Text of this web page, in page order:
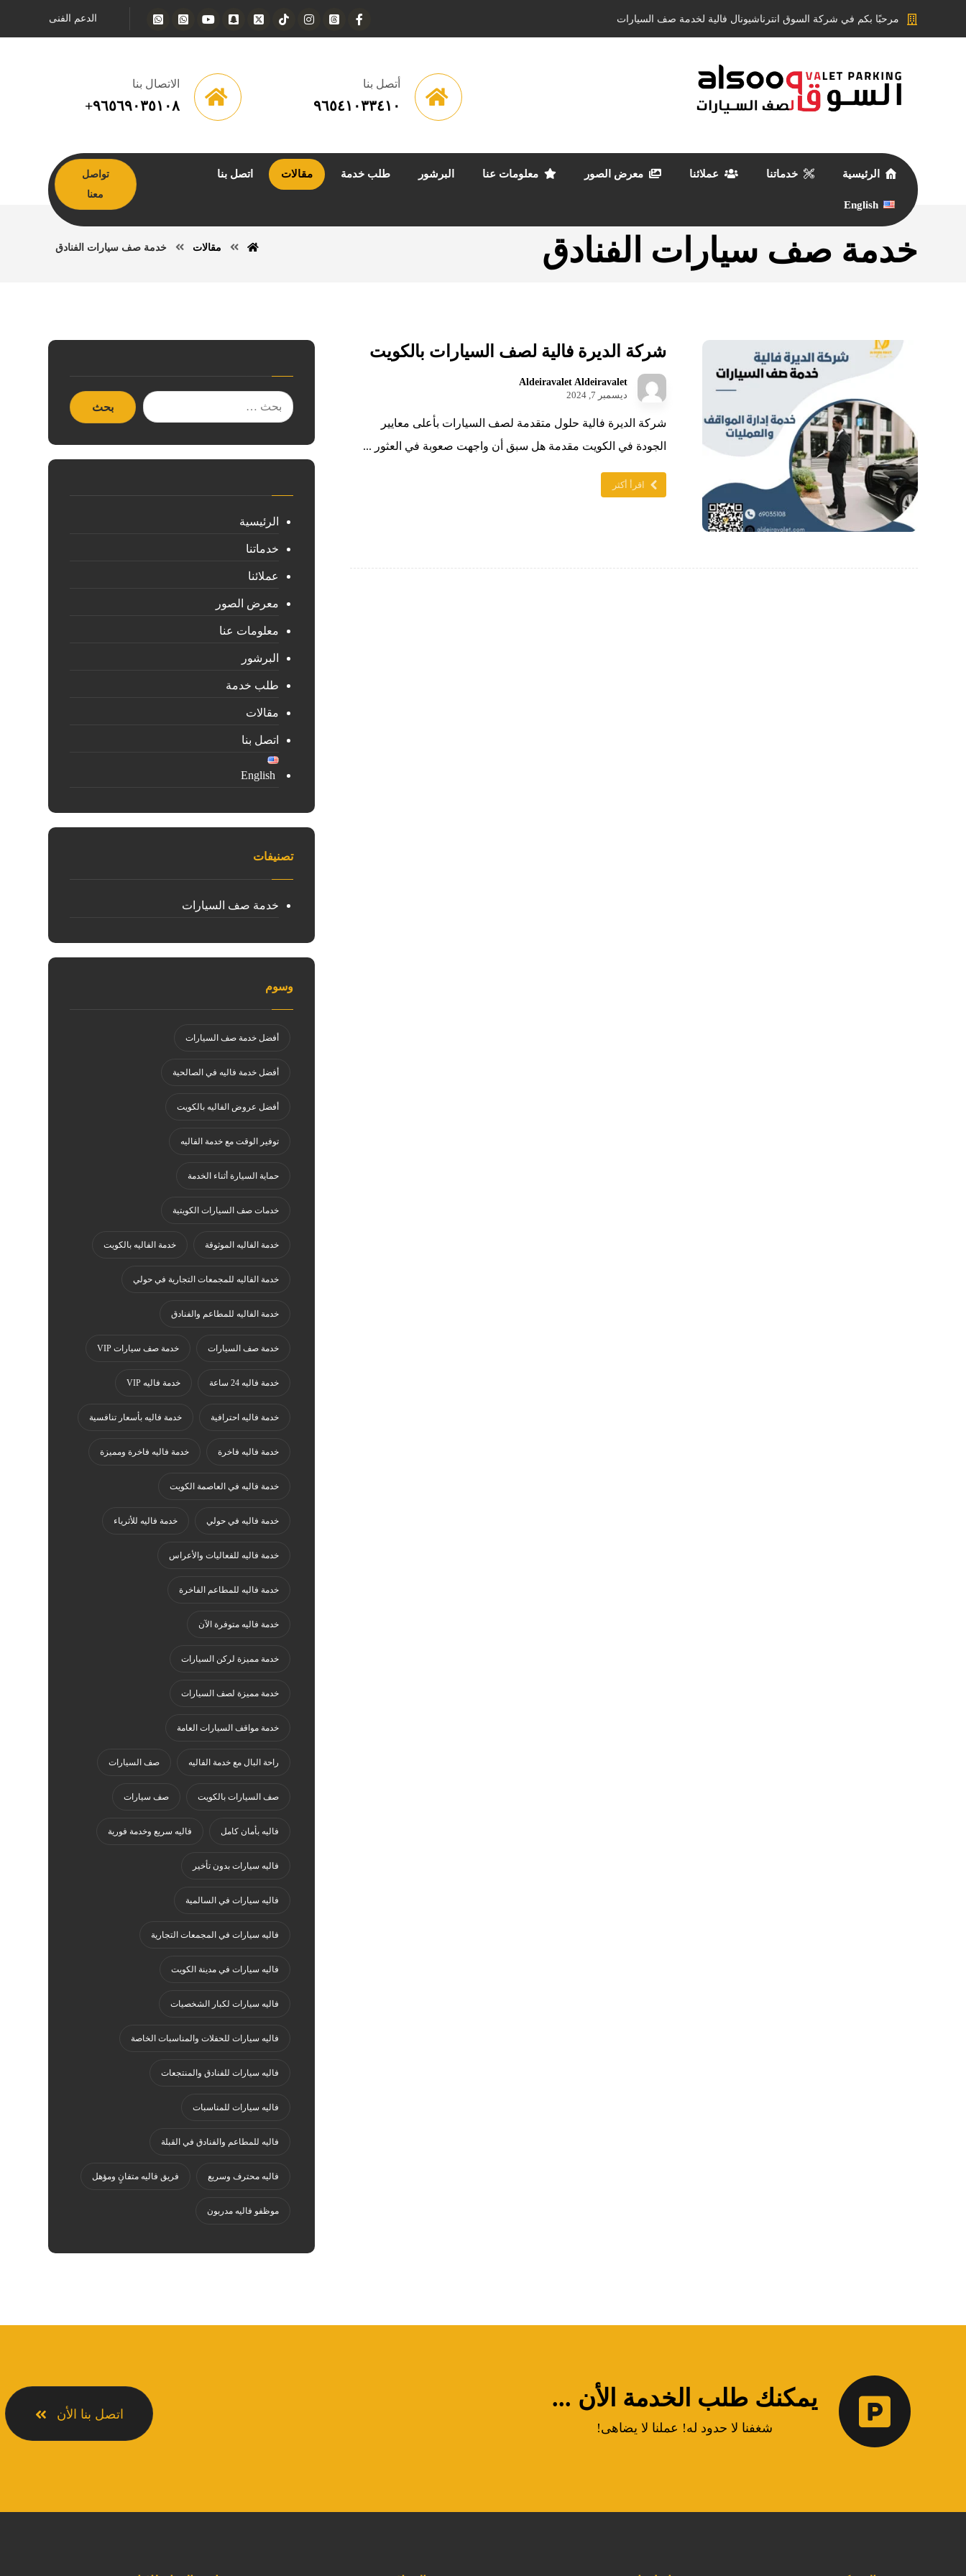
مرحبًا بكم في شركة السوق انترناشيونال فالية لخدمة صف السيارات الدعم الفنى
الاتصال بنا
٩٦٥٦٩٠٣٥١٠٨+
أتصل بنا
٩٦٥٤١٠٣٣٤١٠
الرئيسية خدماتنا عملائنا معرض الصور معلومات عنا البرشور طلب خدمة مقالات اتصل بنا
English
تواصل
معنا
خدمة صف سيارات الفنادق مقالات خدمة صف سيارات الفنادق
شركة الديرة فالية لصف السيارات بالكويت
Aldeiravalet Aldeiravalet
ديسمبر 7, 2024
شركة الديرة فالية حلول متقدمة لصف السيارات بأعلى معايير
الجودة في الكويت مقدمة هل سبق أن واجهت صعوبة في العثور ...
اقرأ أكثر
الرئيسية
خدماتنا
عملائنا
معرض الصور
معلومات عنا
البرشور
طلب خدمة
مقالات
اتصل بنا
English
تصنيفات
خدمة صف السيارات
وسوم
أفضل خدمة صف السيارات
أفضل خدمة فاليه في الصالحية
أفضل عروض الفاليه بالكويت
توفير الوقت مع خدمة الفاليه
حماية السيارة أثناء الخدمة
خدمات صف السيارات الكويتية
خدمة الفاليه الموثوقة خدمة الفاليه بالكويت
خدمة الفاليه للمجمعات التجارية في حولي
خدمة الفاليه للمطاعم والفنادق
خدمة صف السيارات خدمة صف سيارات VIP
خدمة فاليه 24 ساعة خدمة فاليه VIP
خدمة فاليه احترافية خدمة فاليه بأسعار تنافسية
خدمة فاليه فاخرة خدمة فاليه فاخرة ومميزة
خدمة فاليه في العاصمة الكويت
خدمة فاليه في حولي خدمة فاليه للأثرياء
خدمة فاليه للفعاليات والأعراس
خدمة فاليه للمطاعم الفاخرة
خدمة فاليه متوفرة الآن
خدمة مميزة لركن السيارات
خدمة مميزة لصف السيارات
خدمة مواقف السيارات العامة
راحة البال مع خدمة الفاليه صف السيارات
صف السيارات بالكويت صف سيارات
فاليه بأمان كامل فاليه سريع وخدمة فورية
فاليه سيارات بدون تأخير
فاليه سيارات في السالمية
فاليه سيارات في المجمعات التجارية
فاليه سيارات في مدينة الكويت
فاليه سيارات لكبار الشخصيات
فاليه سيارات للحفلات والمناسبات الخاصة
فاليه سيارات للفنادق والمنتجعات
فاليه سيارات للمناسبات
فاليه للمطاعم والفنادق في القبلة
فاليه محترف وسريع فريق فاليه متفانٍ ومؤهل
موظفو فاليه مدربون
يمكنك طلب الخدمة الأن ...
شغفنا لا حدود له! عملنا لا يضاهى!
اتصل بنا الأن